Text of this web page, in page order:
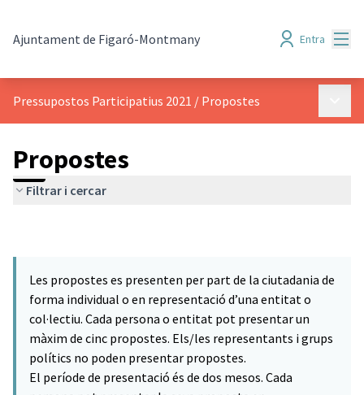
Ajuntament de Figaró-Montmany Entra
Pressupostos Participatius 2021 / Propostes
Propostes
Filtrar i cercar
Les propostes es presenten per part de la ciutadania de
forma individual o en representació d’una entitat o
col·lectiu. Cada persona o entitat pot presentar un
màxim de cinc propostes. Els/les representants i grups
polítics no poden presentar propostes.
El període de presentació és de dos mesos. Cada